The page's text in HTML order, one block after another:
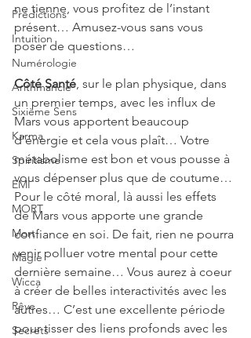
Prédictions
Intuition
Numérologie
Arithmancie
Sixième Sens
Karma
Spiritisme
EMI
MORT
Mort
Magie
Wicca
Rêve
Secrets
ne tienne, vous profitez de l’instant
présent… Amusez-vous sans vous
poser de questions…
Côté Santé, sur le plan physique, dans
un premier temps, avec les influx de
Mars vous apportent beaucoup
d’énergie et cela vous plaît… Votre
métabolisme est bon et vous pousse à
vous dépenser plus que de coutume…
Pour le côté moral, là aussi les effets
de Mars vous apporte une grande
confiance en soi. De fait, rien ne pourra
venir polluer votre mental pour cette
dernière semaine… Vous aurez à coeur
à créer de belles interactivités avec les
autres… C’est une excellente période
pour tisser des liens profonds avec les